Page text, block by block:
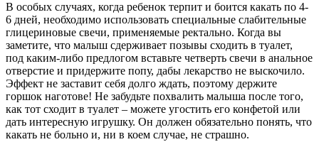
В особых случаях, когда ребенок терпит и боится какать по 4-
6 дней, необходимо использовать специальные слабительные
глицериновые свечи, применяемые ректально. Когда вы
заметите, что малыш сдерживает позывы сходить в туалет,
под каким-либо предлогом вставьте четверть свечи в анальное
отверстие и придержите попу, дабы лекарство не выскочило.
Эффект не заставит себя долго ждать, поэтому держите
горшок наготове! Не забудьте похвалить малыша после того,
как тот сходит в туалет – можете угостить его конфетой или
дать интересную игрушку. Он должен обязательно понять, что
какать не больно и, ни в коем случае, не страшно.